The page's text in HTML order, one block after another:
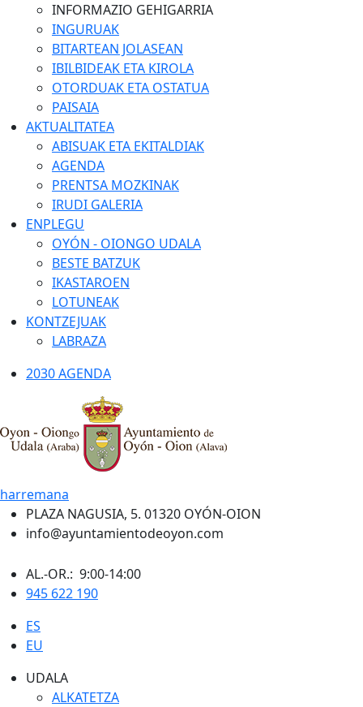
INFORMAZIO GEHIGARRIA
INGURUAK
BITARTEAN JOLASEAN
IBILBIDEAK ETA KIROLA
OTORDUAK ETA OSTATUA
PAISAIA
AKTUALITATEA
ABISUAK ETA EKITALDIAK
AGENDA
PRENTSA MOZKINAK
IRUDI GALERIA
ENPLEGU
OYÓN - OIONGO UDALA
BESTE BATZUK
IKASTAROEN
LOTUNEAK
KONTZEJUAK
LABRAZA
2030 AGENDA
harremana
PLAZA NAGUSIA, 5. 01320 OYÓN-OION
info@ayuntamientodeoyon.com
AL.-OR.: 9:00-14:00
945 622 190
ES
EU
UDALA
ALKATETZA